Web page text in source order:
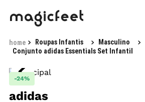
Roupas Infantis Masculino
Conjunto adidas Essentials Set Infantil
-24%
adidas